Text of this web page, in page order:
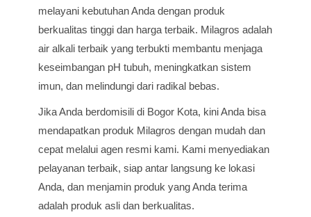
melayani kebutuhan Anda dengan produk
berkualitas tinggi dan harga terbaik. Milagros adalah
air alkali terbaik yang terbukti membantu menjaga
keseimbangan pH tubuh, meningkatkan sistem
imun, dan melindungi dari radikal bebas.
Jika Anda berdomisili di Bogor Kota, kini Anda bisa
mendapatkan produk Milagros dengan mudah dan
cepat melalui agen resmi kami. Kami menyediakan
pelayanan terbaik, siap antar langsung ke lokasi
Anda, dan menjamin produk yang Anda terima
adalah produk asli dan berkualitas.